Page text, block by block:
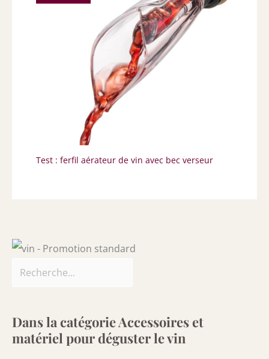
Test : ferfil aérateur de vin avec bec verseur
Dans la catégorie Accessoires et
matériel pour déguster le vin